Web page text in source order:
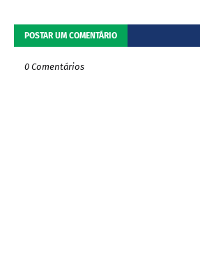
POSTAR UM COMENTÁRIO
0 Comentários